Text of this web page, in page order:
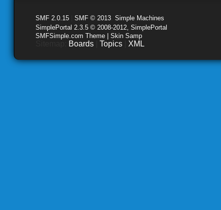
SMF 2.0.15 SMF © 2013 Simple Machines
SimplePortal 2.3.5 © 2008-2012, SimplePortal
SMFSimple.com Theme | Skin Samp
Boards Topics XML